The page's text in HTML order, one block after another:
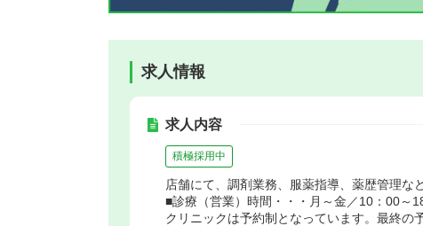
求人情報
求人内容
積極採用中
店舗にて、調剤業務、服薬指導、薬歴管理な
■診療（営業）時間・・・月～金／10：00～
クリニックは予約制となっています。最終の